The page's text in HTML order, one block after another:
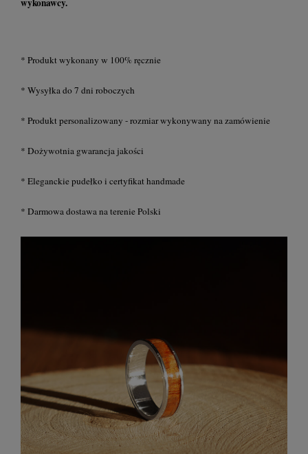
* Produkt wykonany w 100% ręcznie
* Wysyłka do 7 dni roboczych
* Produkt personalizowany - rozmiar wykonywany na zamówienie
* Dożywotnia gwarancja jakości
* Eleganckie pudełko i certyfikat handmade
* Darmowa dostawa na terenie Polski